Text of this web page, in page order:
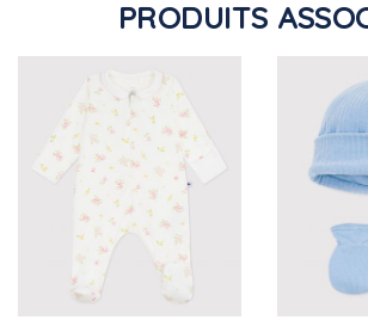
PRODUITS